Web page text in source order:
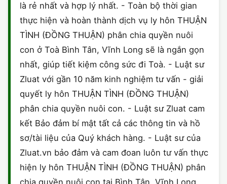
là rẻ nhất và hợp lý nhất. - Toàn bộ thời gian
thực hiện và hoàn thành dịch vụ ly hôn THUẬN
TÌNH (ĐỒNG THUẬN) phân chia quyền nuôi
con ở Toà Bình Tân, Vĩnh Long sẽ là ngắn gọn
nhất, giúp tiết kiệm công sức đi Toà. - Luật sư
Zluat với gần 10 năm kinh nghiệm tư vấn - giải
quyết ly hôn THUẬN TÌNH (ĐỒNG THUẬN)
phân chia quyền nuôi con. - Luật sư Zluat cam
kết Bảo đảm bí mật tất cả các thông tin và hồ
sơ/tài liệu của Quý khách hàng. - Luật sư của
Zluat.vn bảo đảm và cam đoan luôn tư vấn thực
hiện ly hôn THUẬN TÌNH (ĐỒNG THUẬN) phân